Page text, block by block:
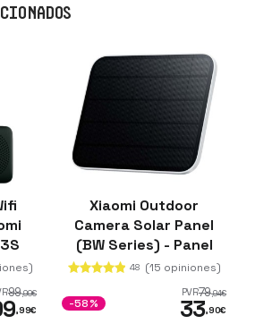
99,99€
,99€
Xiaomi Outdoor
Camera Solar Panel
(BW Series) - Panel
solar para cámaras
BW300 y BW500
48 (15 opiniones)
PVR79,94€
33,90€
-58%